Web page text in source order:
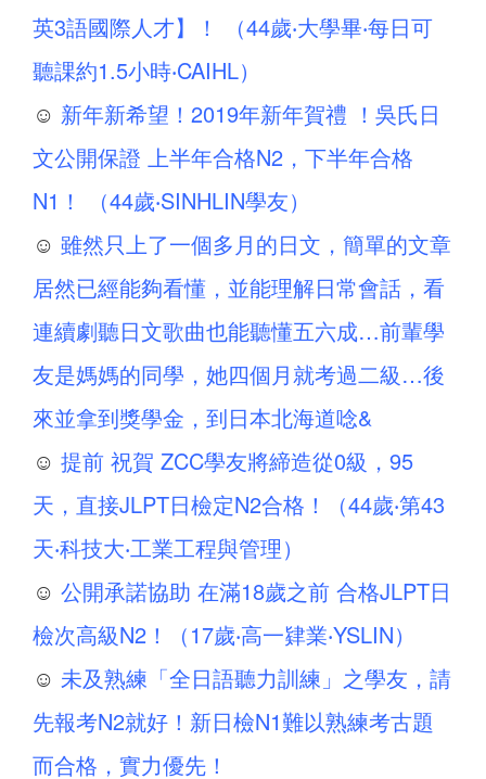
英3語國際人才】！ （44歲‧大學畢‧每日可
聽課約1.5小時‧CAIHL）
☺ 新年新希望！2019年新年賀禮 ！吳氏日
文公開保證 上半年合格N2，下半年合格
N1！ （44歲‧SINHLIN學友）
☺ 雖然只上了一個多月的日文，簡單的文章
居然已經能夠看懂，並能理解日常會話，看
連續劇聽日文歌曲也能聽懂五六成…前輩學
友是媽媽的同學，她四個月就考過二級…後
來並拿到獎學金，到日本北海道唸&
☺ 提前 祝賀 ZCC學友將締造從0級，95
天，直接JLPT日檢定N2合格！（44歲‧第43
天‧科技大‧工業工程與管理）
☺ 公開承諾協助 在滿18歲之前 合格JLPT日
檢次高級N2！（17歲‧高一肄業‧YSLIN）
☺ 未及熟練「全日語聽力訓練」之學友，請
先報考N2就好！新日檢N1難以熟練考古題
而合格，實力優先！